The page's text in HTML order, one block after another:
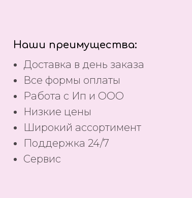
Наши преимущества:
Доставка в день заказа
Все формы оплаты
Работа с Ип и ООО
Низкие цены
Широкий ассортимент
Поддержка 24/7
Сервис